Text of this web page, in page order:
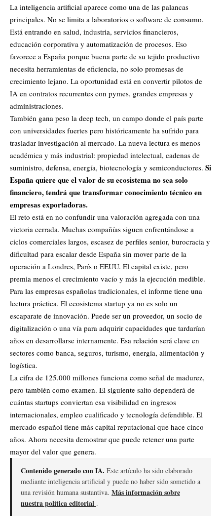
La inteligencia artificial aparece como una de las palancas
principales. No se limita a laboratorios o software de consumo.
Está entrando en salud, industria, servicios financieros,
educación corporativa y automatización de procesos. Eso
favorece a España porque buena parte de su tejido productivo
necesita herramientas de eficiencia, no solo promesas de
crecimiento lejano. La oportunidad está en convertir pilotos de
IA en contratos recurrentes con pymes, grandes empresas y
administraciones.
También gana peso la deep tech, un campo donde el país parte
con universidades fuertes pero históricamente ha sufrido para
trasladar investigación al mercado. La nueva lectura es menos
académica y más industrial: propiedad intelectual, cadenas de
suministro, defensa, energía, biotecnología y semiconductores. Si
España quiere que el valor de su ecosistema no sea solo
financiero, tendrá que transformar conocimiento técnico en
empresas exportadoras.
El reto está en no confundir una valoración agregada con una
victoria cerrada. Muchas compañías siguen enfrentándose a
ciclos comerciales largos, escasez de perfiles senior, burocracia y
dificultad para escalar desde España sin mover parte de la
operación a Londres, París o EEUU. El capital existe, pero
premia menos el crecimiento vacío y más la ejecución medible.
Para las empresas españolas tradicionales, el informe tiene una
lectura práctica. El ecosistema startup ya no es solo un
escaparate de innovación. Puede ser un proveedor, un socio de
digitalización o una vía para adquirir capacidades que tardarían
años en desarrollarse internamente. Esa relación será clave en
sectores como banca, seguros, turismo, energía, alimentación y
logística.
La cifra de 125.000 millones funciona como señal de madurez,
pero también como examen. El siguiente salto dependerá de
cuántas startups conviertan esa visibilidad en ingresos
internacionales, empleo cualificado y tecnología defendible. El
mercado español tiene más capital reputacional que hace cinco
años. Ahora necesita demostrar que puede retener una parte
mayor del valor que genera.
Contenido generado con IA. Este artículo ha sido elaborado
mediante inteligencia artificial y puede no haber sido sometido a
una revisión humana sustantiva. Más información sobre
nuestra política editorial .